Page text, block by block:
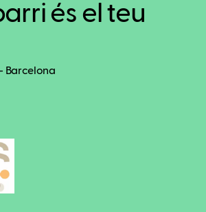
és el teu
Barcelona